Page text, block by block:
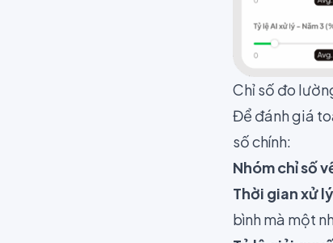
Chỉ số đo
Để đánh giá
số chính:
Nhóm chỉ số
Thời gian xử
bình mà một